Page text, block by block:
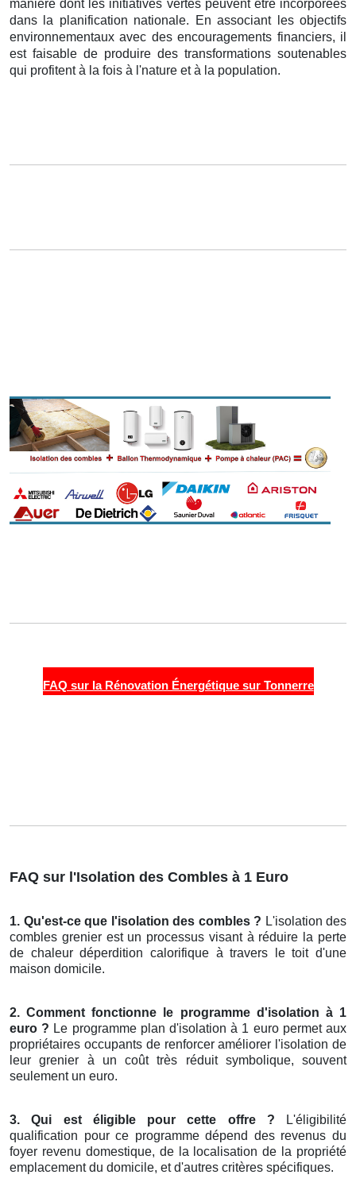
manière dont les initiatives vertes peuvent être incorporées
dans la planification nationale. En associant les objectifs
environnementaux avec des encouragements financiers, il
est faisable de produire des transformations soutenables
qui profitent à la fois à l'nature et à la population.
FAQ sur la Rénovation Énergétique sur Tonnerre
FAQ sur l'Isolation des Combles à 1 Euro
1. Qu'est-ce que l'isolation des combles ? L'isolation des
combles grenier est un processus visant à réduire la perte
de chaleur déperdition calorifique à travers le toit d'une
maison domicile.
2. Comment fonctionne le programme d'isolation à 1
euro ? Le programme plan d'isolation à 1 euro permet aux
propriétaires occupants de renforcer améliorer l'isolation de
leur grenier à un coût très réduit symbolique, souvent
seulement un euro.
3. Qui est éligible pour cette offre ? L'éligibilité
qualification pour ce programme dépend des revenus du
foyer revenu domestique, de la localisation de la propriété
emplacement du domicile, et d'autres critères spécifiques.